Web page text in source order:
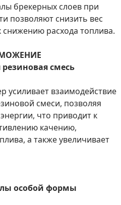
брекерных слоев при
позволяют снизить вес
расхода топлива.
смесь
усиливает взаимодействие
смеси, позволяя
что приводит к
качению,
а также увеличивает
особой формы